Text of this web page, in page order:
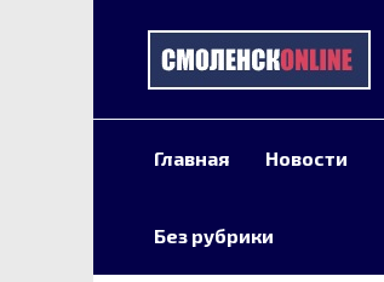
Главная Новости
Без рубрики